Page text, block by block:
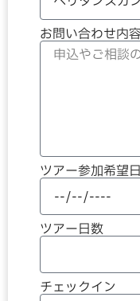
お問い合わせ内
ツアー参加希望日
ツアー日数
チェックイン